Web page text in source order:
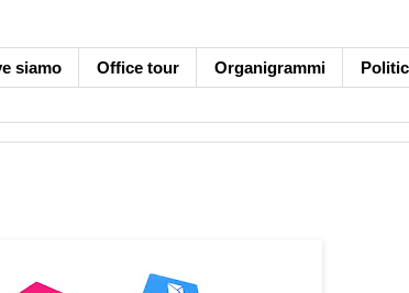
siamo Office tour Organigrammi